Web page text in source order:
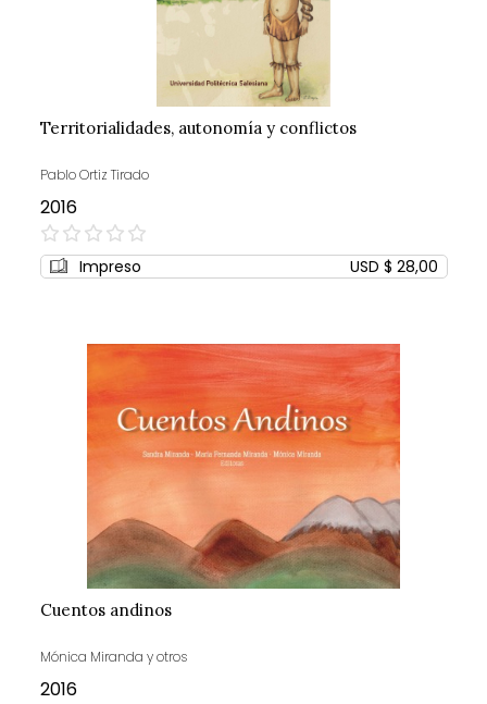
Territorialidades, autonomía y conflictos
Pablo Ortiz Tirado
2016
0%
Impreso USD $ 28,00
Cuentos andinos
Mónica Miranda y otros
2016